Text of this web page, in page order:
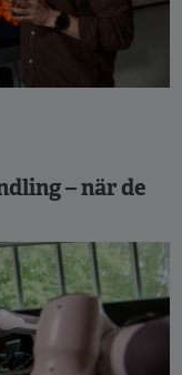
– när de